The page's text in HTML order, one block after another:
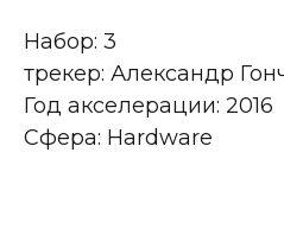
Набор: 3
трекер: Александр
Год акселерации: 2016
Сфера: Hardware